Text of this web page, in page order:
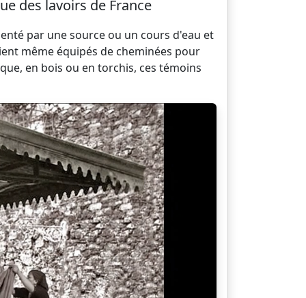
des lavoirs de France
par une source ou un cours d'eau et
même équipés de cheminées pour
en bois ou en torchis, ces témoins